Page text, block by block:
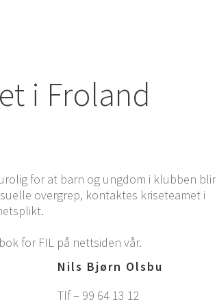
i Froland
for at barn og ungdom i klubben blir
overgrep, kontaktes kriseteamet i
for FIL på nettsiden vår.
Nils Bjørn Olsbu
Tlf – 99 64 13 12